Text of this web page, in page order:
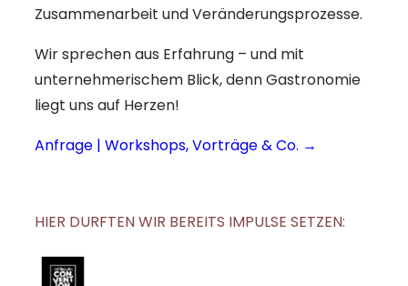
Zusammenarbeit und Veränderungsprozesse.
Wir sprechen aus Erfahrung – und mit
unternehmerischem Blick, denn Gastronomie
liegt uns auf Herzen!
Anfrage | Workshops, Vorträge & Co. →
HIER DURFTEN WIR BEREITS IMPULSE SETZEN: